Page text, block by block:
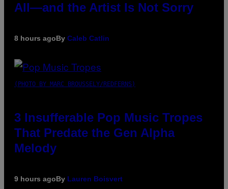
All—and the Artist Is Not Sorry
8 hours agoBy Caleb Catlin
(PHOTO BY MARC BROUSSELY/REDFERNS)
3 Insufferable Pop Music Tropes
That Predate the Gen Alpha
Melody
9 hours agoBy Lauren Boisvert